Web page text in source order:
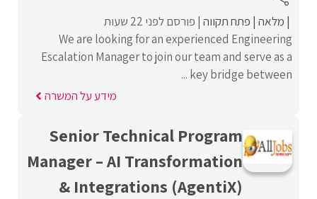
מלאה פתח תקווה פורסם לפני 22 שעות
We are looking for an experienced Engineering
Escalation Manager to join our team and serve as a
key bridge between ...
מידע על המשרה
Senior Technical Program
Manager – AI Transformation
& Integrations (AgentiX)